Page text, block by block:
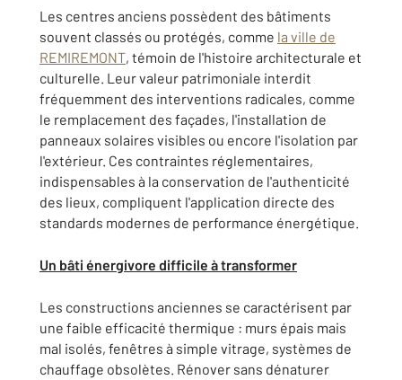
Les centres anciens possèdent des bâtiments
souvent classés ou protégés, comme la ville de
REMIREMONT, témoin de l'histoire architecturale et
culturelle. Leur valeur patrimoniale interdit
fréquemment des interventions radicales, comme
le remplacement des façades, l'installation de
panneaux solaires visibles ou encore l'isolation par
l'extérieur. Ces contraintes réglementaires,
indispensables à la conservation de l'authenticité
des lieux, compliquent l'application directe des
standards modernes de performance énergétique.
Un bâti énergivore difficile à transformer
Les constructions anciennes se caractérisent par
une faible efficacité thermique : murs épais mais
mal isolés, fenêtres à simple vitrage, systèmes de
chauffage obsolètes. Rénover sans dénaturer